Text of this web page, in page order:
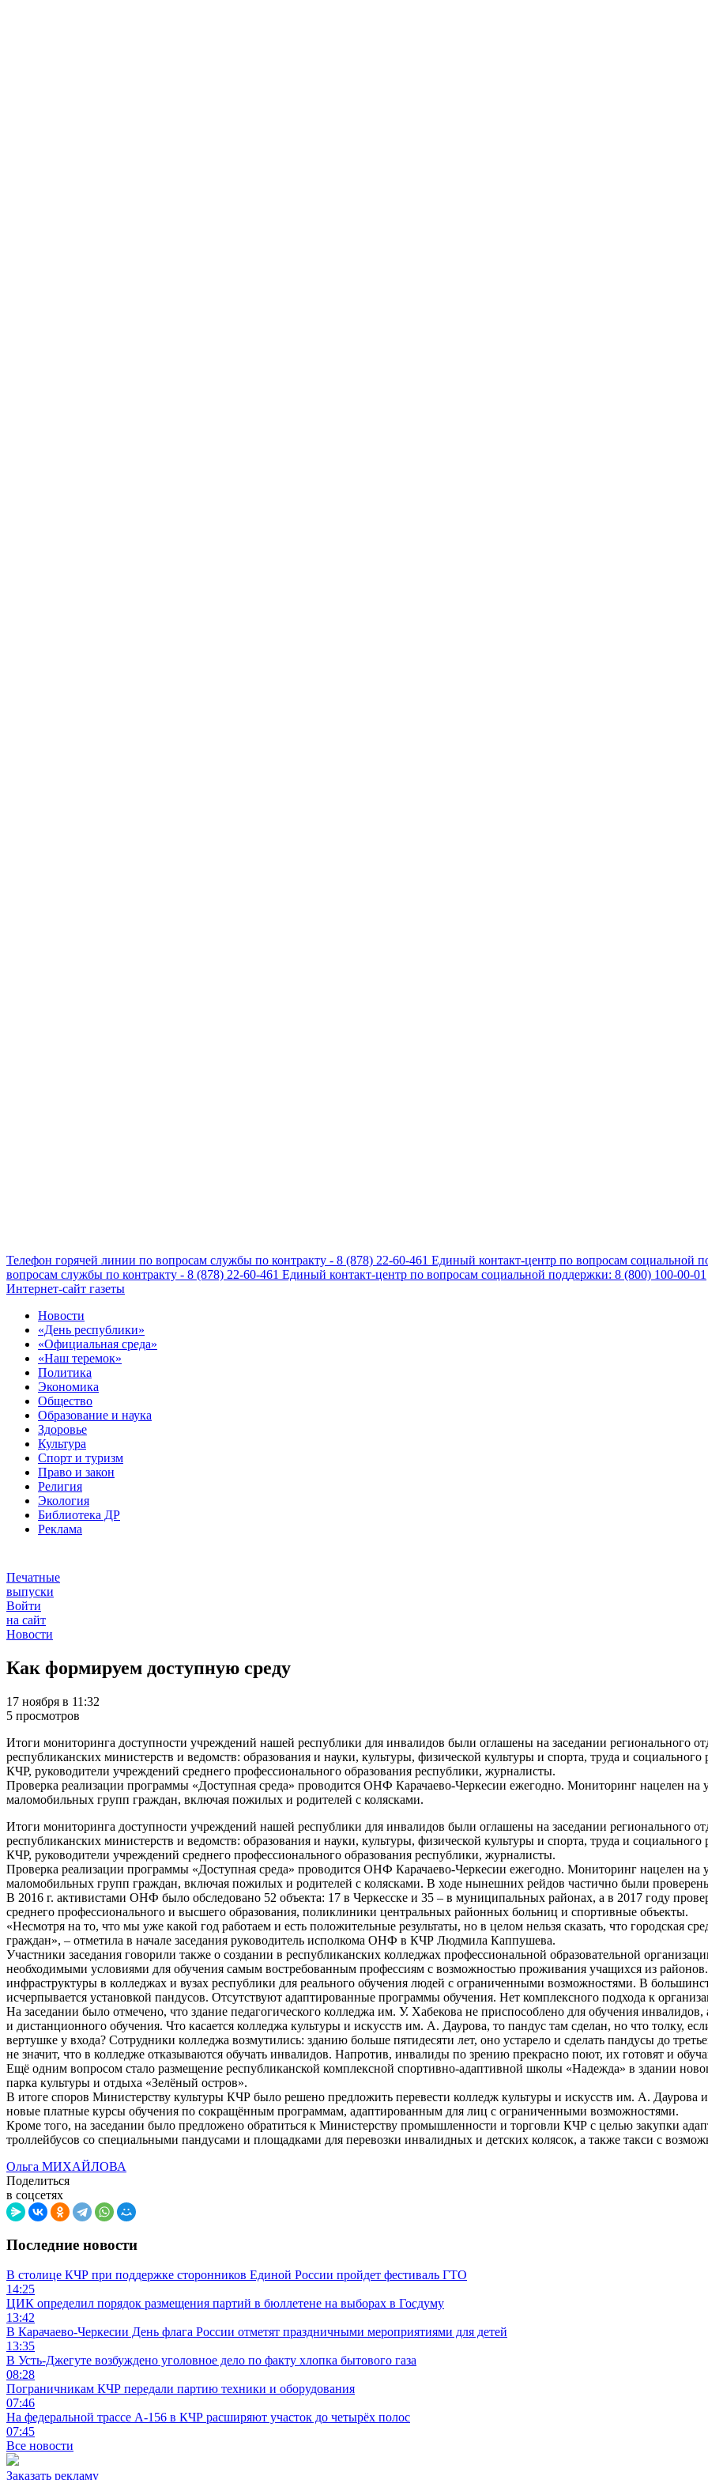
Телефон горячей линии по вопросам службы по контракту - 8 (878) 22-60-461 Единый контакт-центр по вопросам социальной
вопросам службы по контракту - 8 (878) 22-60-461 Единый контакт-центр по вопросам социальной поддержки: 8 (800) 100-00-01
Интернет-сайт газеты
Новости
«День республики»
«Официальная среда»
«Наш теремок»
Политика
Экономика
Общество
Образование и наука
Здоровье
Культура
Спорт и туризм
Право и закон
Религия
Экология
Библиотека ДР
Реклама
Печатные
выпуски
Войти
на сайт
Новости
Как формируем доступную среду
17 ноября в 11:32
5 просмотров
Итоги мониторинга доступности учреждений нашей республики для инвалидов были оглашены на заседании регионального
республиканских министерств и ведомств: образования и науки, культуры, физической культуры и спорта, труда и
КЧР, руководители учреждений среднего профессионального образования республики, журналисты.
Проверка реализации программы «Доступная среда» проводится ОНФ Карачаево-Черкесии ежегодно. Мониторинг нацелен на
маломобильных групп граждан, включая пожилых и родителей с колясками.
Итоги мониторинга доступности учреждений нашей республики для инвалидов были оглашены на заседании регионального
республиканских министерств и ведомств: образования и науки, культуры, физической культуры и спорта, труда и
КЧР, руководители учреждений среднего профессионального образования республики, журналисты.
Проверка реализации программы «Доступная среда» проводится ОНФ Карачаево-Черкесии ежегодно. Мониторинг нацелен на
маломобильных групп граждан, включая пожилых и родителей с колясками. В ходе нынешних рейдов частично были
В 2016 г. активистами ОНФ было обследовано 52 объекта: 17 в Черкесске и 35 – в муниципальных районах, а в 2017 году
среднего профессионального и высшего образования, поликлиники центральных районных больниц и спортивные объекты.
«Несмотря на то, что мы уже какой год работаем и есть положительные результаты, но в целом нельзя сказать, что городская
граждан», – отметила в начале заседания руководитель исполкома ОНФ в КЧР Людмила Каппушева.
Участники заседания говорили также о создании в республиканских колледжах профессиональной образовательной
необходимыми условиями для обучения самым востребованным профессиям с возможностью проживания учащихся из
инфраструктуры в колледжах и вузах республики для реального обучения людей с ограниченными возможностями. В
исчерпывается установкой пандусов. Отсутствуют адаптированные программы обучения. Нет комплексного подхода к
На заседании было отмечено, что здание педагогического колледжа им. У. Хабекова не приспособлено для обучения
и дистанционного обучения. Что касается колледжа культуры и искусств им. А. Даурова, то пандус там сделан, но что толку,
вертушке у входа? Сотрудники колледжа возмутились: зданию больше пятидесяти лет, оно устарело и сделать пандусы до
не значит, что в колледже отказываются обучать инвалидов. Напротив, инвалиды по зрению прекрасно поют, их готовят и
Ещё одним вопросом стало размещение республиканской комплексной спортивно-адаптивной школы «Надежда» в здании
парка культуры и отдыха «Зелёный остров».
В итоге споров Министерству культуры КЧР было решено предложить перевести колледж культуры и искусств им. А. Даурова
новые платные курсы обучения по сокращённым программам, адаптированным для лиц с ограниченными возможностями.
Кроме того, на заседании было предложено обратиться к Министерству промышленности и торговли КЧР с целью закупки
троллейбусов со специальными пандусами и площадками для перевозки инвалидных и детских колясок, а также такси с
Ольга МИХАЙЛОВА
Поделиться
в соцсетях
Последние новости
В столице КЧР при поддержке сторонников Единой России пройдет фестиваль ГТО
14:25
ЦИК определил порядок размещения партий в бюллетене на выборах в Госдуму
13:42
В Карачаево-Черкесии День флага России отметят праздничными мероприятиями для детей
13:35
В Усть-Джегуте возбуждено уголовное дело по факту хлопка бытового газа
08:28
Пограничникам КЧР передали партию техники и оборудования
07:46
На федеральной трассе А-156 в КЧР расширяют участок до четырёх полос
07:45
Все новости
Заказать рекламу